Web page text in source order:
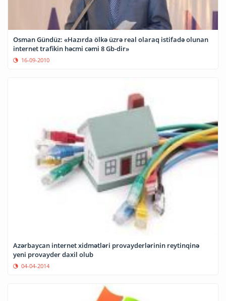
Osman Gündüz: «Hazırda ölkə üzrə real olaraq istifadə olunan
internet trafikin həcmi cəmi 8 Gb-dir»
16-09-2010
Azərbaycan internet xidmətləri provayderlərinin reytinqinə
yeni provayder daxil olub
04-04-2014